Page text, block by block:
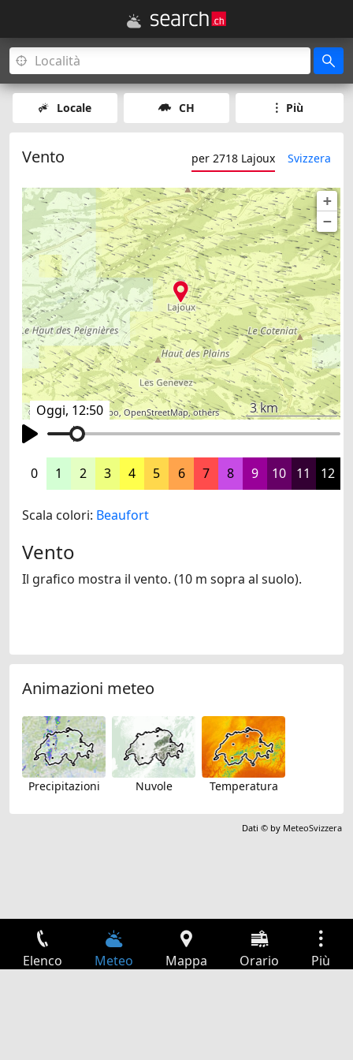
Locale CH Più
Vento per 2718 Lajoux Svizzera
Oggi, 12:50
+
−
© search.ch , swisstopo,OpenStreetMap,others 3 km
0 1 2 3 4 5 6 7 8 9 10 11 12
Scala colori: Beaufort
Vento
Il grafico mostra il vento. (10 m sopra al suolo).
Animazioni meteo
Precipitazioni Nuvole Temperatura
Dati © by MeteoSvizzera
Elenco Meteo Mappa Orario Più